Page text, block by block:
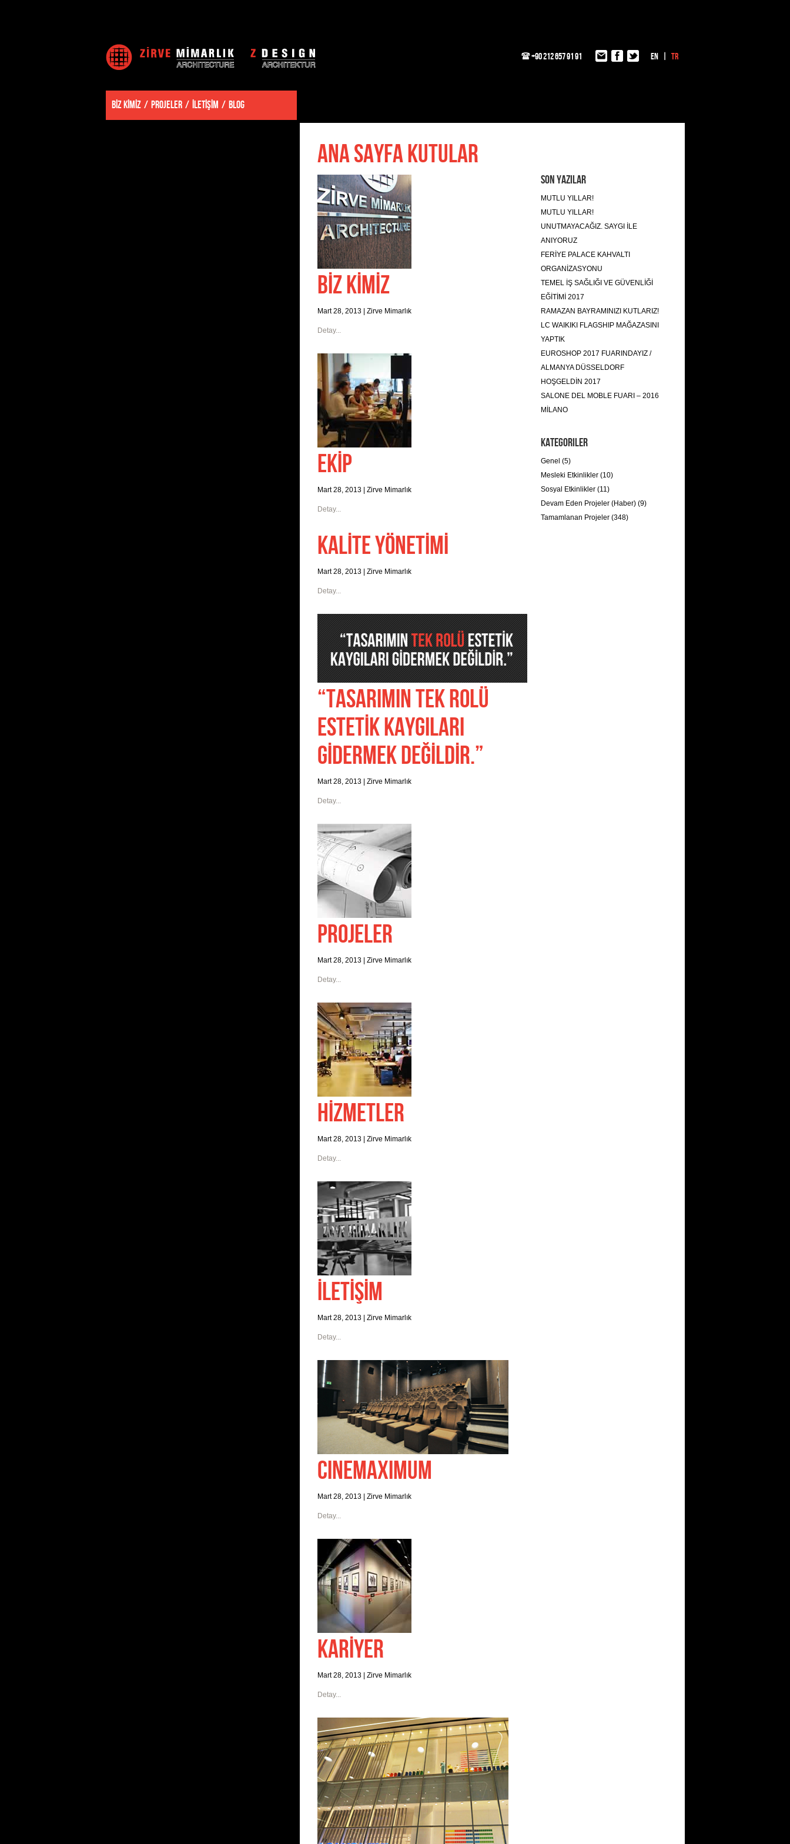
+90 212 657 91 91 EN TR
BİZ KİMİZ PROJELER İLETİŞİM BLOG
Ana Sayfa Kutular
BİZ KİMİZ
Mart 28, 2013| Zirve Mimarlık
Detay...
EKİP
Mart 28, 2013| Zirve Mimarlık
Detay...
KALİTE YÖNETİMİ
Mart 28, 2013| Zirve Mimarlık
Detay...
“TASARIMIN TEK ROLÜ
ESTETİK KAYGILARI
GİDERMEK DEĞİLDİR.”
Mart 28, 2013| Zirve Mimarlık
Detay...
PROJELER
Mart 28, 2013| Zirve Mimarlık
Detay...
HİZMETLER
Mart 28, 2013| Zirve Mimarlık
Detay...
İLETİŞİM
Mart 28, 2013| Zirve Mimarlık
Detay...
CINEMAXIMUM
Mart 28, 2013| Zirve Mimarlık
Detay...
KARİYER
Mart 28, 2013| Zirve Mimarlık
Detay...
Son Yazılar
MUTLU YILLAR!
MUTLU YILLAR!
UNUTMAYACAĞIZ. SAYGI İLE
ANIYORUZ
FERİYE PALACE KAHVALTI
ORGANİZASYONU
TEMEL İŞ SAĞLIĞI VE GÜVENLİĞİ
EĞİTİMİ 2017
RAMAZAN BAYRAMINIZI KUTLARIZ!
LC WAIKIKI FLAGSHIP MAĞAZASINI
YAPTIK
EUROSHOP 2017 FUARINDAYIZ /
ALMANYA DÜSSELDORF
HOŞGELDİN 2017
SALONE DEL MOBLE FUARI – 2016
MİLANO
Kategoriler
Genel (5)
Mesleki Etkinlikler (10)
Sosyal Etkinlikler (11)
Devam Eden Projeler (Haber) (9)
Tamamlanan Projeler (348)